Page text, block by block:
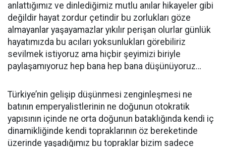
anlattığımız ve dinlediğimiz mutlu anılar hikayeler gibi
değildir hayat zordur çetindir bu zorlukları göze
almayanlar yaşayamazlar yıkılır perişan olurlar günlük
hayatımızda bu acıları yoksunlukları görebiliriz
sevilmek istiyoruz ama hiçbir şeyimizi biriyle
paylaşamıyoruz hep bana hep bana düşünüyoruz…
Türkiye’nin gelişip düşünmesi zenginleşmesi ne
batının emperyalistlerinin ne doğunun otokratik
yapısının içinde ne orta doğunun bataklığında kendi iç
dinamikliğinde kendi topraklarının öz bereketinde
üzerinde yaşadığımız bu topraklar bizim sadece